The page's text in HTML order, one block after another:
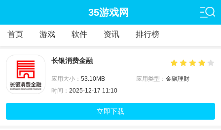
35游戏网
首页 游戏 软件 资讯 排行榜
长银消费金融
应用大小： 53.10MB 应用类型： 金融理财
时间： 2025-12-17 11:10
立即下载